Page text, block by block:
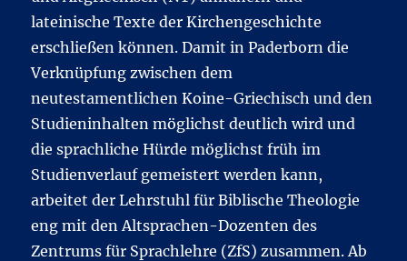
lateinische Texte der Kirchengeschichte
erschließen können. Damit in Paderborn die
Verknüpfung zwischen dem
neutestamentlichen Koine-Griechisch und den
Studieninhalten möglichst deutlich wird und
die sprachliche Hürde möglichst früh im
Studienverlauf gemeistert werden kann,
arbeitet der Lehrstuhl für Biblische Theologie
eng mit den Altsprachen-Dozenten des
Zentrums für Sprachlehre (ZfS) zusammen. Ab